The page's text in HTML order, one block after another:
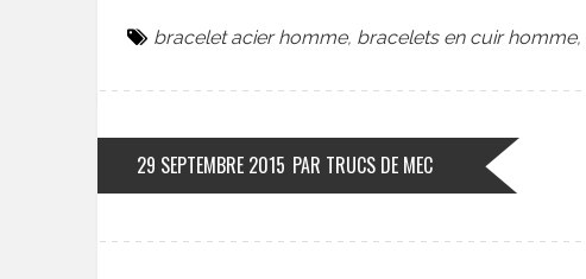
bracelet acier homme, bracelets en cuir homme,
29 SEPTEMBRE 2015 PAR TRUCS DE MEC